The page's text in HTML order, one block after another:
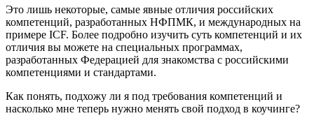
Это лишь некоторые, самые явные отличия российских
компетенций, разработанных НФПМК, и международных на
примере ICF. Более подробно изучить суть компетенций и их
отличия вы можете на специальных программах,
разработанных Федерацией для знакомства с российскими
компетенциями и стандартами.
Как понять, подхожу ли я под требования компетенций и
насколько мне теперь нужно менять свой подход в коучинге?